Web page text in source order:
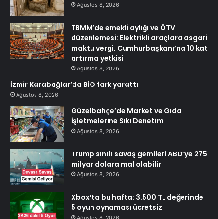
Ağustos 8, 2026
TBMM’de emekli aylığı ve ÖTV
düzenlemesi: Elektrikli araçlara asgari
maktu vergi, Cumhurbaşkanı’na 10 kat
artırma yetkisi
Ağustos 8, 2026
İzmir Karabağlar’da BİO fark yarattı
Ağustos 8, 2026
Güzelbahçe’de Market ve Gıda
İşletmelerine Sıkı Denetim
Ağustos 8, 2026
Trump sınıfı savaş gemileri ABD’ye 275
milyar dolara mal olabilir
Ağustos 8, 2026
Xbox’ta bu hafta: 3.500 TL değerinde
5 oyun oynaması ücretsiz
Ağustos 8, 2026